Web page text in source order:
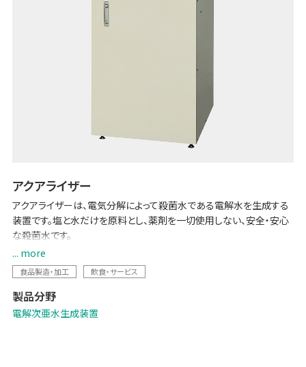
アクアライザー
アクアライザーは、電気分解によって殺菌水である電解水を生成する
装置です。塩と水だけを原料とし、薬剤を一切使用しない、安全・安心
な殺菌水です。
さらに炭酸 (Co2) を使うことによって微酸性の「炭酸電解次亜水」を生
成することも可能です。殺菌の主成分である次亜塩素酸の残存率が高
く、炭酸効果がプラスされて低濃度で強力な殺菌を実現します。
... more
食品製造・加工 飲食・サービス
製品分野
電解次亜水生成装置